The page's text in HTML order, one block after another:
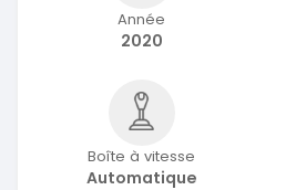
Année
2020
Boîte à vitesse
Automatique